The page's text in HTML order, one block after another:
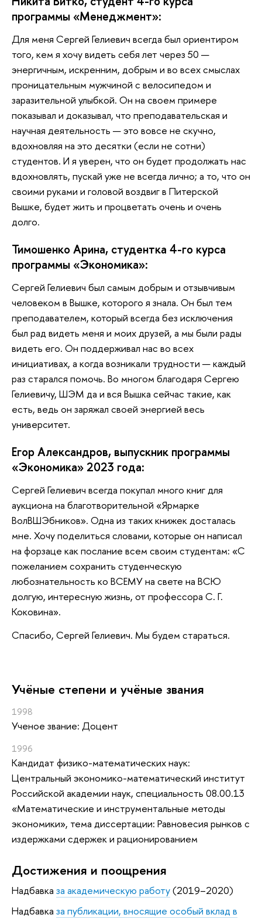
программы «Менеджмент»:
Для меня Сергей Гелиевич всегда был ориентиром
того, кем я хочу видеть себя лет через 50 —
энергичным, искренним, добрым и во всех смыслах
проницательным мужчиной с велосипедом и
заразительной улыбкой. Он на своем примере
показывал и доказывал, что преподавательская и
научная деятельность — это вовсе не скучно,
вдохновляя на это десятки (если не сотни)
студентов. И я уверен, что он будет продолжать нас
вдохновлять, пускай уже не всегда лично; а то, что он
своими руками и головой воздвиг в Питерской
Вышке, будет жить и процветать очень и очень
долго.
Тимошенко Арина, студентка 4-го курса
программы «Экономика»:
Сергей Гелиевич был самым добрым и отзывчивым
человеком в Вышке, которого я знала. Он был тем
преподавателем, который всегда без исключения
был рад видеть меня и моих друзей, а мы были рады
видеть его. Он поддерживал нас во всех
инициативах, а когда возникали трудности — каждый
раз старался помочь. Во многом благодаря Сергею
Гелиевичу, ШЭМ да и вся Вышка сейчас такие, как
есть, ведь он заряжал своей энергией весь
университет.
Егор Александров, выпускник программы
«Экономика» 2023 года:
Сергей Гелиевич всегда покупал много книг для
аукциона на благотворительной «Ярмарке
ВолВШЭбников». Одна из таких книжек досталась
мне. Хочу поделиться словами, которые он написал
на форзаце как послание всем своим студентам: «С
пожеланием сохранить студенческую
любознательность ко ВСЕМУ на свете на ВСЮ
долгую, интересную жизнь, от профессора С. Г.
Коковина».
Спасибо, Сергей Гелиевич. Мы будем стараться.
Учёные степени и учёные звания
1998
Ученое звание: Доцент
1996
Кандидат физико-математических наук:
Центральный экономико-математический институт
Российской академии наук, специальность 08.00.13
«Математические и инструментальные методы
экономики», тема диссертации: Равновесия рынков с
издержками сдержек и рационированием
Достижения и поощрения
Надбавка за академическую работу(2019–2020)
Надбавка за публикации, вносящие особый вклад в